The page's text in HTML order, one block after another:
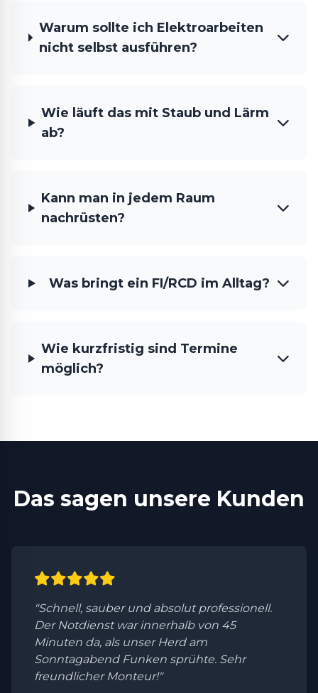
Warum sollte ich Elektroarbeiten
nicht selbst ausführen?
Wie läuft das mit Staub und Lärm
ab?
Kann man in jedem Raum
nachrüsten?
Was bringt ein FI/RCD im Alltag?
Wie kurzfristig sind Termine
möglich?
Das sagen unsere Kunden
"Schnell, sauber und absolut professionell.
Der Notdienst war innerhalb von 45
Minuten da, als unser Herd am
Sonntagabend Funken sprühte. Sehr
freundlicher Monteur!"